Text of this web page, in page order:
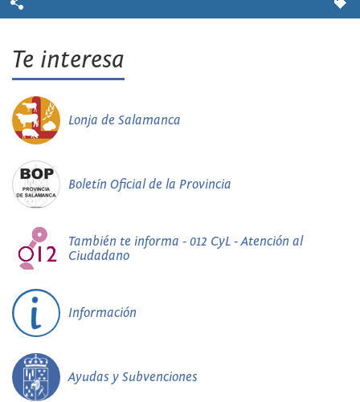
Te interesa
Lonja de Salamanca
Boletín Oficial de la Provincia
También te informa - 012 CyL - Atención al
Ciudadano
Información
Ayudas y Subvenciones